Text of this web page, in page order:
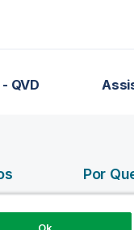
QVD
Por
Por que